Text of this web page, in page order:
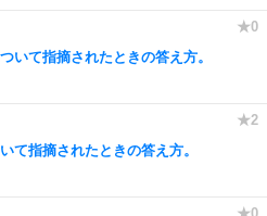
いて指摘されたときの答え方。
て指摘されたときの答え方。